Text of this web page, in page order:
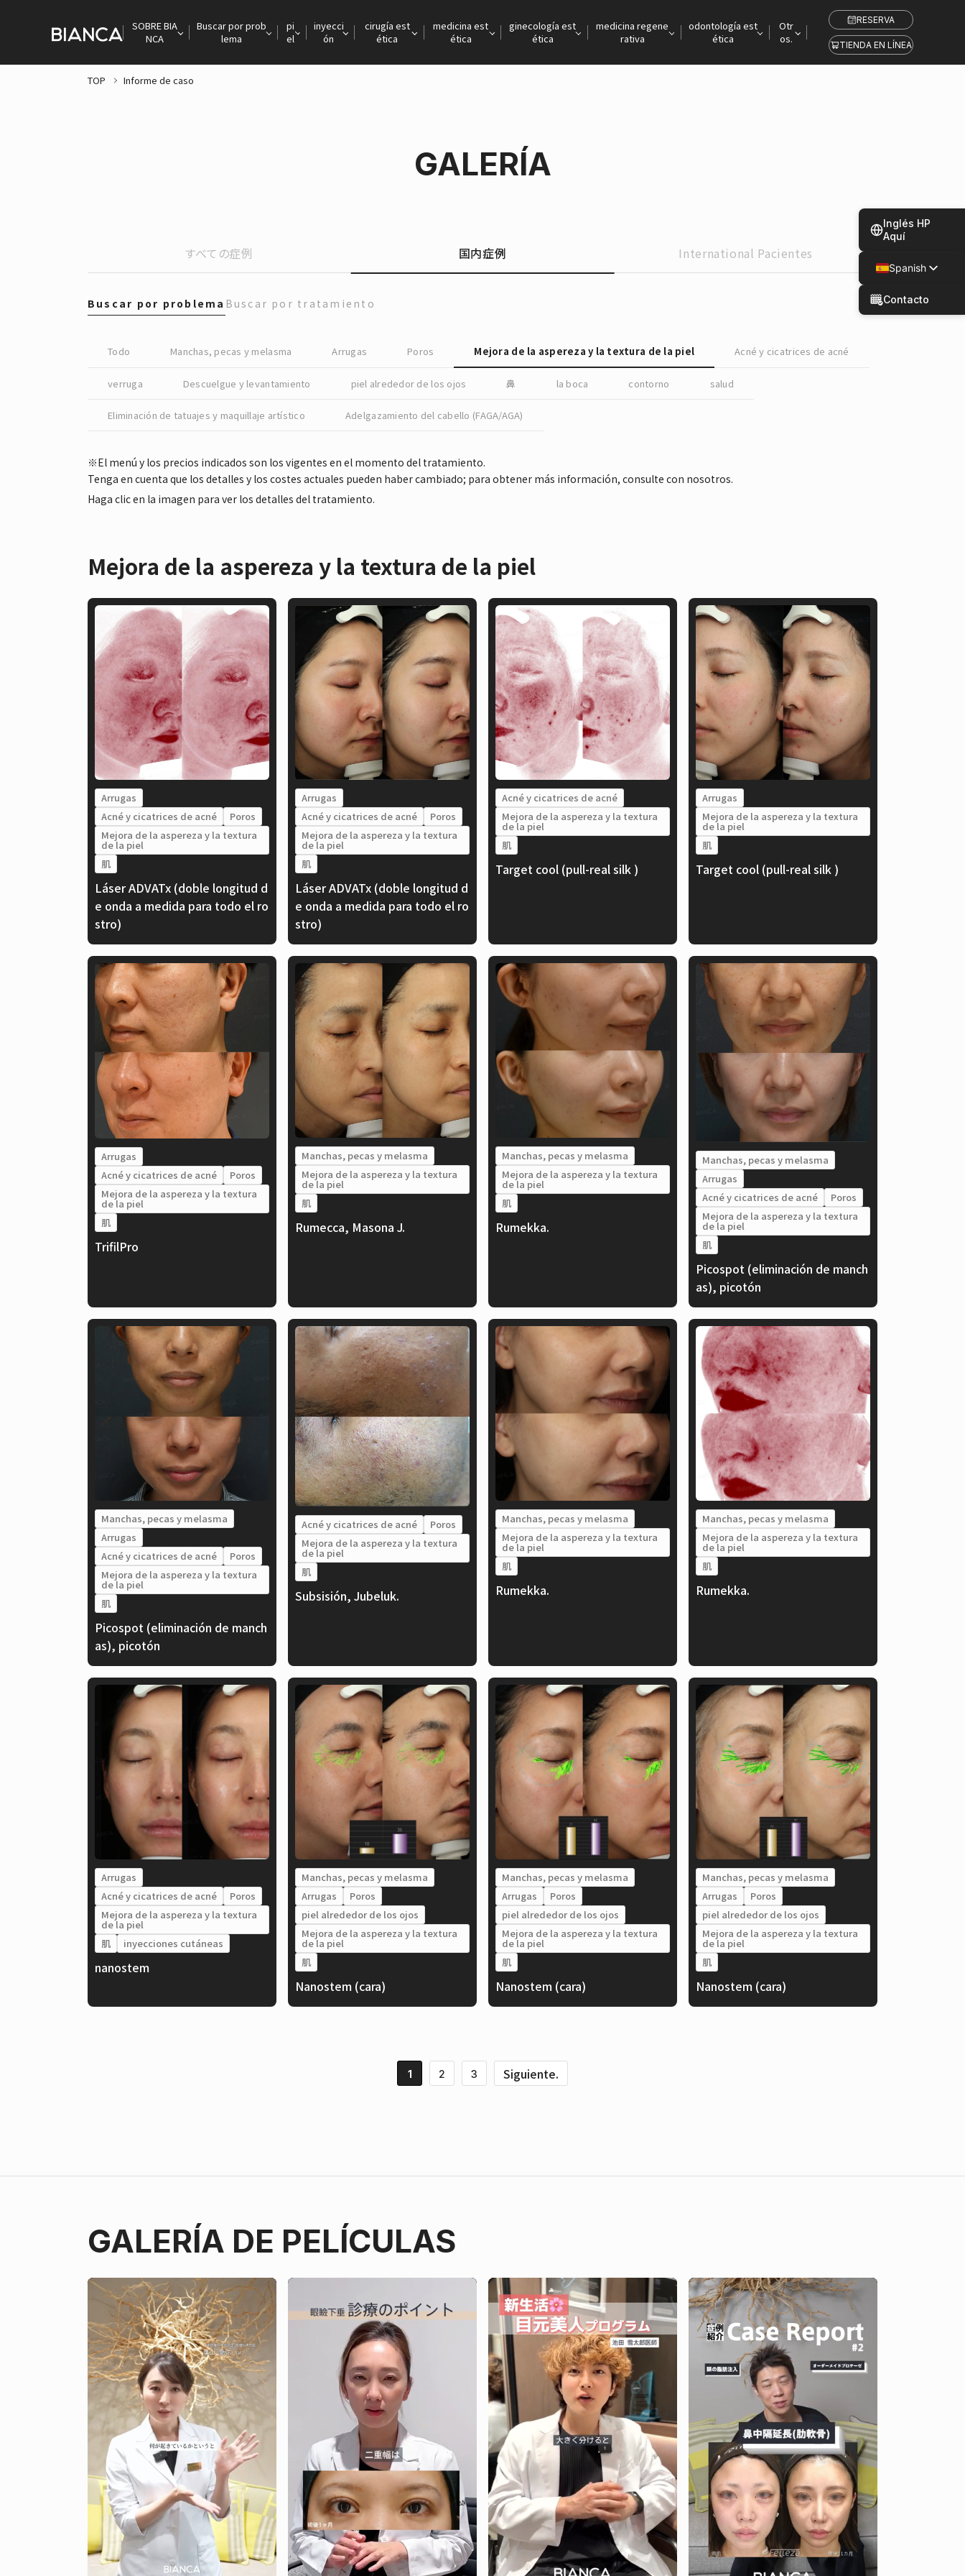
SOBRE BIA
NCA
Buscar por prob
lema
pi
el
inyecci
ón
cirugía est
ética
medicina est
ética
ginecología est
ética
medicina regene
rativa
odontología est
ética
Otr
os.
RESERVA
TIENDA EN LÍNEA
TOP Informe de caso
GALERÍA
すべての症例 国内症例 International Pacientes
Buscar por problema Buscar por tratamiento
Todo Manchas, pecas y melasma Arrugas Poros Mejora de la aspereza y la textura de la piel Acné y cicatrices de acné
verruga Descuelgue y levantamiento piel alrededor de los ojos 鼻 la boca contorno salud
Eliminación de tatuajes y maquillaje artístico Adelgazamiento del cabello (FAGA/AGA)
※El menú y los precios indicados son los vigentes en el momento del tratamiento.
Tenga en cuenta que los detalles y los costes actuales pueden haber cambiado; para obtener más información, consulte con nosotros.
Haga clic en la imagen para ver los detalles del tratamiento.
Mejora de la aspereza y la textura de la piel
Arrugas
Acné y cicatrices de acné
Poros
Mejora de la aspereza y la textura
de la piel
肌
Láser ADVATx (doble longitud d
e onda a medida para todo el ro
stro)
Arrugas
Acné y cicatrices de acné
Poros
Mejora de la aspereza y la textura
de la piel
肌
Láser ADVATx (doble longitud d
e onda a medida para todo el ro
stro)
Acné y cicatrices de acné
Mejora de la aspereza y la textura
de la piel
肌
Target cool (pull-real silk )
Arrugas
Mejora de la aspereza y la textura
de la piel
肌
Target cool (pull-real silk )
Arrugas
Acné y cicatrices de acné
Poros
Mejora de la aspereza y la textura
de la piel
肌
TrifilPro
Manchas, pecas y melasma
Mejora de la aspereza y la textura
de la piel
肌
Rumecca, Masona J.
Manchas, pecas y melasma
Mejora de la aspereza y la textura
de la piel
肌
Rumekka.
Manchas, pecas y melasma
Arrugas
Acné y cicatrices de acné
Poros
Mejora de la aspereza y la textura
de la piel
肌
Picospot (eliminación de manch
as), picotón
Manchas, pecas y melasma
Arrugas
Acné y cicatrices de acné
Poros
Mejora de la aspereza y la textura
de la piel
肌
Picospot (eliminación de manch
as), picotón
Acné y cicatrices de acné
Poros
Mejora de la aspereza y la textura
de la piel
肌
Subsisión, Jubeluk.
Manchas, pecas y melasma
Mejora de la aspereza y la textura
de la piel
肌
Rumekka.
Manchas, pecas y melasma
Mejora de la aspereza y la textura
de la piel
肌
Rumekka.
Arrugas
Acné y cicatrices de acné
Poros
Mejora de la aspereza y la textura
de la piel
肌
inyecciones cutáneas
nanostem
Manchas, pecas y melasma
Arrugas
Poros
piel alrededor de los ojos
Mejora de la aspereza y la textura
de la piel
肌
Nanostem (cara)
Manchas, pecas y melasma
Arrugas
Poros
piel alrededor de los ojos
Mejora de la aspereza y la textura
de la piel
肌
Nanostem (cara)
Manchas, pecas y melasma
Arrugas
Poros
piel alrededor de los ojos
Mejora de la aspereza y la textura
de la piel
肌
Nanostem (cara)
1 2 3 Siguiente.
GALERÍA DE PELÍCULAS
Inglés HP
Aquí
Spanish
Chinese
Contacto